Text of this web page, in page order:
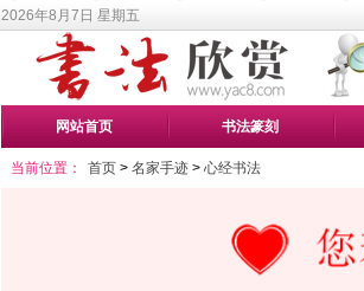
2026年8月7日 星期五
网站首页 书法篆刻
当前位置： 首页 > 名家手迹 > 心经书法